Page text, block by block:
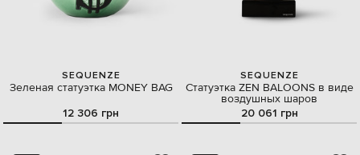
SEQUENZE
Зеленая статуэтка MONEY BAG
12 306 грн
SEQUENZE
Статуэтка ZEN BALOONS в виде
воздушных шаров
20 061 грн